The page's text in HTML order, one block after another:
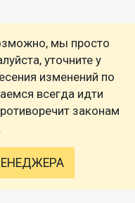
мы просто
уточните у
изменений по
всегда идти
законам